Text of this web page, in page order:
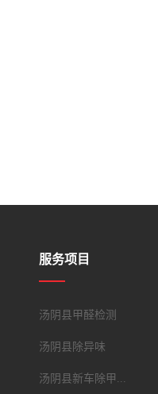
服务项目
汤阴县甲醛检测
汤阴县除异味
汤阴县新车除甲...